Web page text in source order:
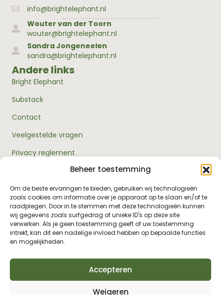
Beheer toestemming
Om de beste ervaringen te bieden, gebruiken wij technologieën
zoals cookies om informatie over je apparaat op te slaan en/of te
raadplegen. Door in te stemmen met deze technologieën kunnen
wij gegevens zoals surfgedrag of unieke ID's op deze site
verwerken. Als je geen toestemming geeft of uw toestemming
intrekt, kan dit een nadelige invloed hebben op bepaalde functies
en mogelijkheden.
Accepteren
Weigeren
info@brightelephant.nl
Wouter van der Toorn
wouter@brightelephant.nl
Sandra Jongeneelen
sandra@brightelephant.nl
Andere links
Bright Elephant
Substack
Contact
Veelgestelde vragen
Privacy reglement
Algemene voorwaarden
Over ons
RouwExpertise.nl is een initiatief van Bright Elephant en
hét kennisplatform over rouw en verlies. Wij bieden
betrouwbare informatie en praktische hulp voor
iedereen die met rouw te maken heeft - van jezelf tot je
omgeving, van professionals tot leidinggevenden.